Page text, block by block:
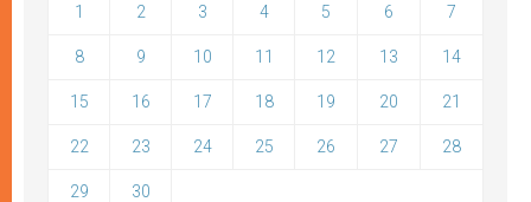
1 2 3 4 5 6 7
8 9 10 11 12 13 14
15 16 17 18 19 20 21
22 23 24 25 26 27 28
29 30